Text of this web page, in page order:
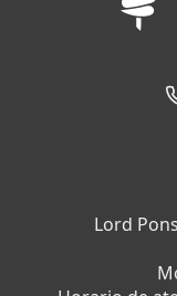
Lord